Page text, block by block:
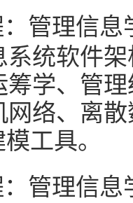
管理信息
系统软件
筹学、管
网络、离
工具。
管理信息